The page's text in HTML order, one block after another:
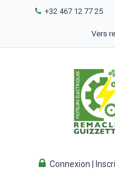
+32 467 12 77 25
Vers
Connexion |